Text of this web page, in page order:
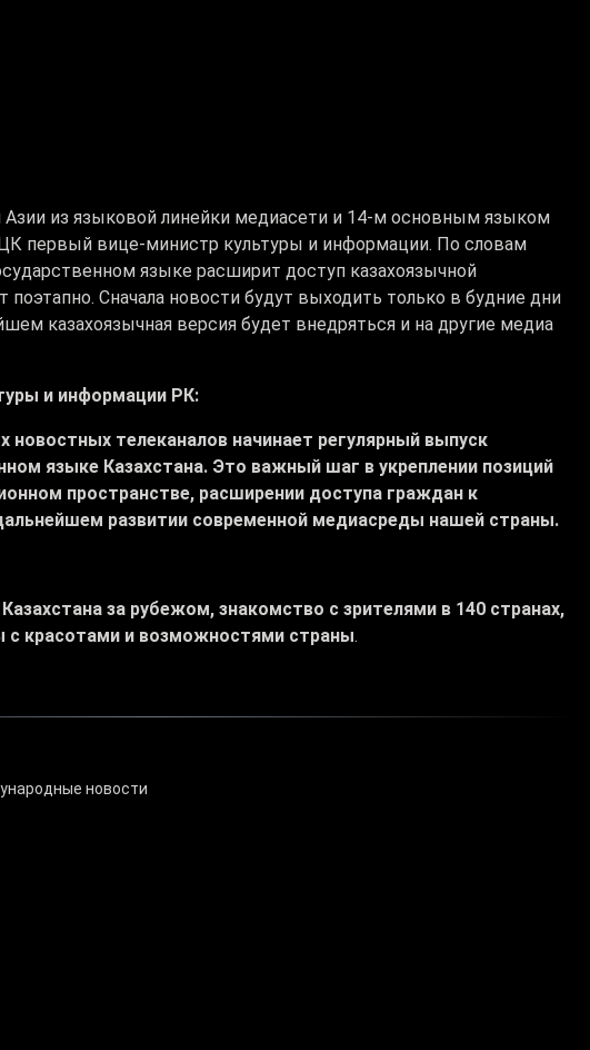
из языковой линейки медиасети и 14-м основным языком
первый вице-министр культуры и информации. По словам
языке расширит доступ казахоязычной
поэтапно. Сначала новости будут выходить только в будние дни
казахоязычная версия будет внедряться и на другие медиа
и информации РК:
телеканалов начинает регулярный выпуск
языке Казахстана. Это важный шаг в укреплении позиций
пространстве, расширении доступа граждан к
развитии современной медиасреды нашей страны.
за рубежом, знакомство с зрителями в 140 странах,
с красотами и возможностями страны.
новости